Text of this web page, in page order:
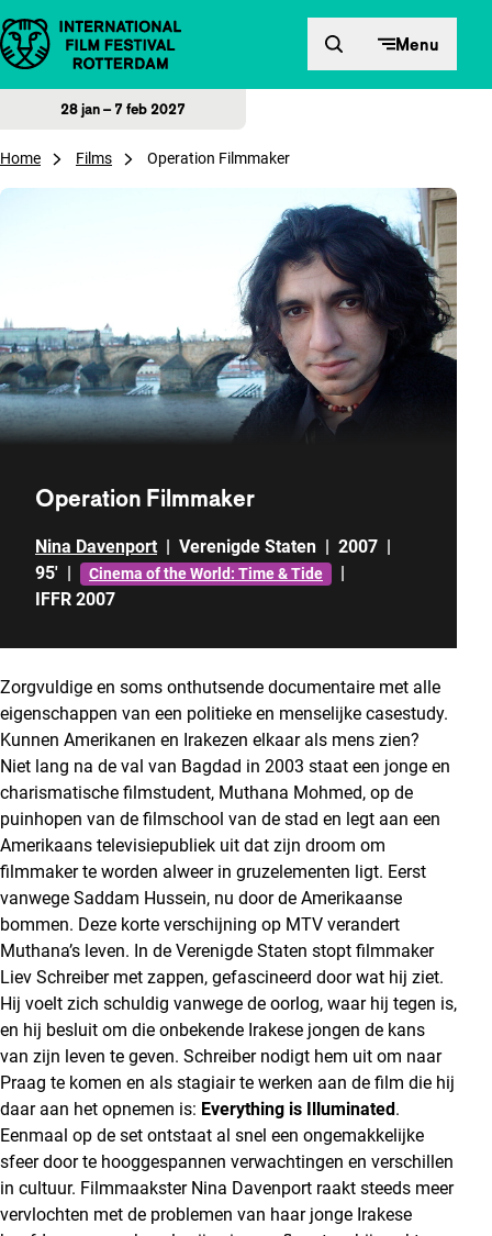
Direct naar inhoud Menu
28 jan – 7 feb 2027
Home Films Operation Filmmaker
Operation Filmmaker
Nina Davenport | Verenigde Staten | 2007 |
95' | Cinema of the World: Time & Tide
|
IFFR 2007
Zorgvuldige en soms onthutsende documentaire met alle
eigenschappen van een politieke en menselijke casestudy.
Kunnen Amerikanen en Irakezen elkaar als mens zien?
Niet lang na de val van Bagdad in 2003 staat een jonge en
charismatische filmstudent, Muthana Mohmed, op de
puinhopen van de filmschool van de stad en legt aan een
Amerikaans televisiepubliek uit dat zijn droom om
filmmaker te worden alweer in gruzelementen ligt. Eerst
vanwege Saddam Hussein, nu door de Amerikaanse
bommen. Deze korte verschijning op MTV verandert
Muthana’s leven. In de Verenigde Staten stopt filmmaker
Liev Schreiber met zappen, gefascineerd door wat hij ziet.
Hij voelt zich schuldig vanwege de oorlog, waar hij tegen is,
en hij besluit om die onbekende Irakese jongen de kans
van zijn leven te geven. Schreiber nodigt hem uit om naar
Praag te komen en als stagiair te werken aan de film die hij
daar aan het opnemen is: Everything is Illuminated.
Eenmaal op de set ontstaat al snel een ongemakkelijke
sfeer door te hooggespannen verwachtingen en verschillen
in cultuur. Filmmaakster Nina Davenport raakt steeds meer
vervlochten met de problemen van haar jonge Irakese